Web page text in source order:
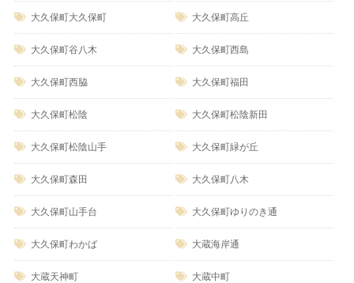
大久保町大久保町 大久保町高丘
大久保町谷八木 大久保町西島
大久保町西脇 大久保町福田
大久保町松陰 大久保町松陰新田
大久保町松陰山手 大久保町緑が丘
大久保町森田 大久保町八木
大久保町山手台 大久保町ゆりのき通
大久保町わかば 大蔵海岸通
大蔵天神町 大蔵中町